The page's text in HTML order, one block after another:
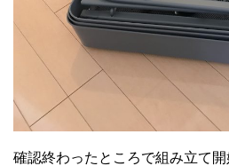
確認終わったところで組み立て開